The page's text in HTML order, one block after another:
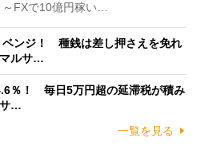
～FXで10億円稼い…
ベンジ！ 種銭は差し押さえを免れ
ルサ…
％！ 毎日5万円超の延滞税が積み
サ…
一覧を見る